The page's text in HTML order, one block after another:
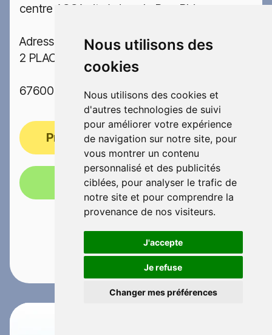
Nous utilisons des
cookies
Nous utilisons des cookies et
d'autres technologies de suivi
pour améliorer votre expérience
de navigation sur notre site, pour
vous montrer un contenu
personnalisé et des publicités
ciblées, pour analyser le trafic de
notre site et pour comprendre la
provenance de nos visiteurs.
J'accepte
Je refuse
Changer mes préférences
centre ACCA situé dans la Bas-Rhin
Adresse:
2 PLACE DE LATTRE DE TASSIGNY
67600 SELESTAT
Prendre rendez-vous
Appelez-nous!